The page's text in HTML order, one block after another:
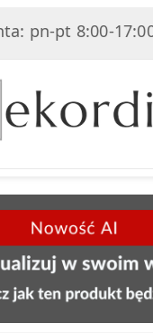
pt 8:00-17:00,